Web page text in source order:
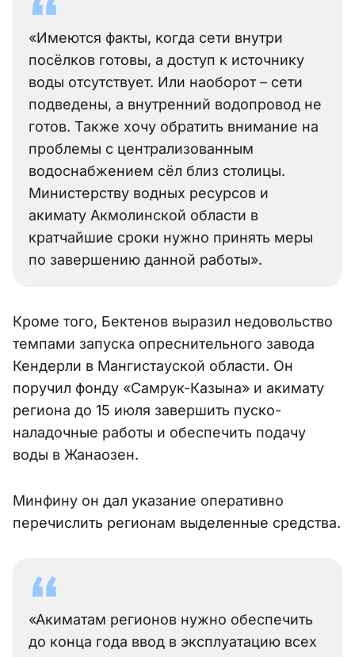
«Имеются факты, когда сети внутри
посёлков готовы, а доступ к источнику
воды отсутствует. Или наоборот – сети
подведены, а внутренний водопровод не
готов. Также хочу обратить внимание на
проблемы с централизованным
водоснабжением сёл близ столицы.
Министерству водных ресурсов и
акимату Акмолинской области в
кратчайшие сроки нужно принять меры
по завершению данной работы».
Кроме того, Бектенов выразил недовольство
темпами запуска опреснительного завода
Кендерли в Мангистауской области. Он
поручил фонду «Самрук-Казына» и акимату
региона до 15 июля завершить пуско-
наладочные работы и обеспечить подачу
воды в Жанаозен.
Минфину он дал указание оперативно
перечислить регионам выделенные средства.
«Акиматам регионов нужно обеспечить
до конца года ввод в эксплуатацию всех